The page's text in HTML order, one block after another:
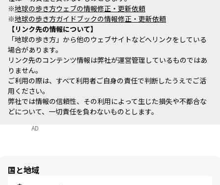
※地球の歩き方ウェブの情報修正・更新依頼
※地球の歩き方ガイドブックの情報修正・更新依頼
リンク先の情報について
「地球の歩き方」から他のウェブサイトなどへリンクをしている
場合があります。
リンク先のコンテンツ情報は弊社が運営管理しているものではあ
りません。
ご利用の際は、すべて利用者ご自身の責任で判断したうえでご活
用ください。
弊社では情報の信頼性、その利用によって生じた損失や不都合な
どについて、一切責任を負わないものとします。
AD
国と地域